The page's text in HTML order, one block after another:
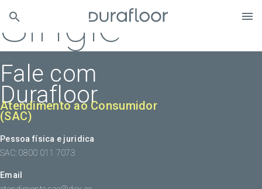
Single
Fale com
Durafloor
Atendimento ao Consumidor
(SAC)
Pessoa física e juridica
SAC: 0800 011 7073
Email